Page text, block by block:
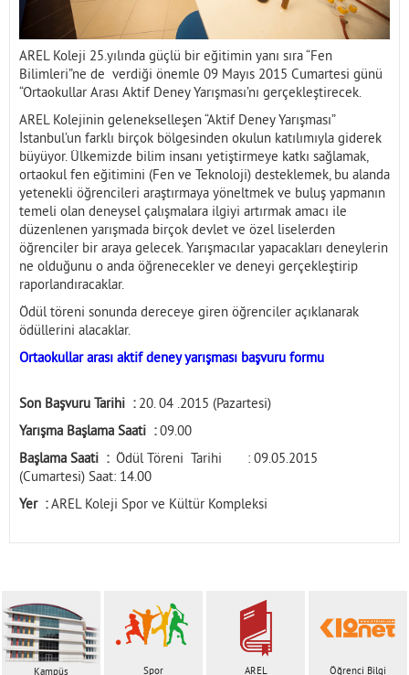
AREL Koleji 25.yılında güçlü bir eğitimin yanı sıra “Fen
Bilimleri”ne de verdiği önemle 09 Mayıs 2015 Cumartesi günü
“Ortaokullar Arası Aktif Deney Yarışması’nı gerçekleştirecek.
AREL Kolejinin gelenekselleşen “Aktif Deney Yarışması”
İstanbul’un farklı birçok bölgesinden okulun katılımıyla giderek
büyüyor. Ülkemizde bilim insanı yetiştirmeye katkı sağlamak,
ortaokul fen eğitimini (Fen ve Teknoloji) desteklemek, bu alanda
yetenekli öğrencileri araştırmaya yöneltmek ve buluş yapmanın
temeli olan deneysel çalışmalara ilgiyi artırmak amacı ile
düzenlenen yarışmada birçok devlet ve özel liselerden
öğrenciler bir araya gelecek. Yarışmacılar yapacakları deneylerin
ne olduğunu o anda öğrenecekler ve deneyi gerçekleştirip
raporlandıracaklar.
Ödül töreni sonunda dereceye giren öğrenciler açıklanarak
ödüllerini alacaklar.
Ortaokullar arası aktif deney yarışması başvuru formu
Son Başvuru Tarihi :20. 04 .2015 (Pazartesi)
Yarışma Başlama Saati :09.00
Başlama Saati : Ödül Töreni Tarihi : 09.05.2015
(Cumartesi) Saat: 14.00
Yer :AREL Koleji Spor ve Kültür Kompleksi
Spor AREL Öğrenci Bilgi